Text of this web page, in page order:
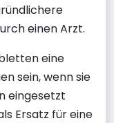
einen Arzt.
eine
sein, wenn sie
eingesetzt
Ersatz für eine